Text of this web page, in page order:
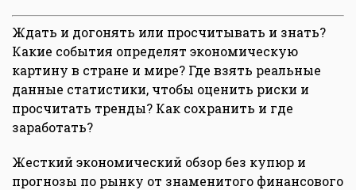
Ждать и догонять или просчитывать и знать?
Какие события определят экономическую
картину в стране и мире? Где взять реальные
данные статистики, чтобы оценить риски и
просчитать тренды? Как сохранить и где
заработать?
Жесткий экономический обзор без купюр и
прогнозы по рынку от знаменитого финансового